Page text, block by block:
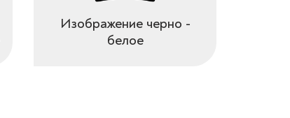
Изображение черно -
белое